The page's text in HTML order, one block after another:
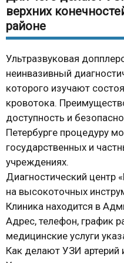
верхних
районе
Ультразвуковая
неинвазивный
которого изучают
кровотока.
доступность и
Петербурге процедуру
государственных и
учреждениях.
Диагностический центр
на высокоточных
Клиника находится в
Адрес, телефон, график
медицинские услуги
Как делают УЗИ артерий